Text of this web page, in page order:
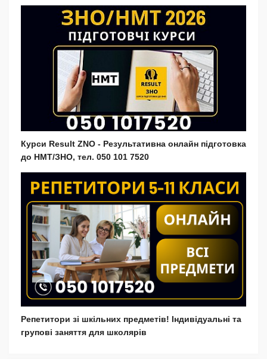
Курси Result ZNO - Результативна онлайн підготовка
до НМТ/ЗНО, тел. 050 101 7520
Репетитори зі шкільних предметів! Індивідуальні та
групові заняття для школярів